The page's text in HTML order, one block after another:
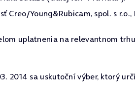
Young&Rubicam, spol. s r.o.,
uplatnenia na relevantnom
2014 sa uskutoční výber, ktorý